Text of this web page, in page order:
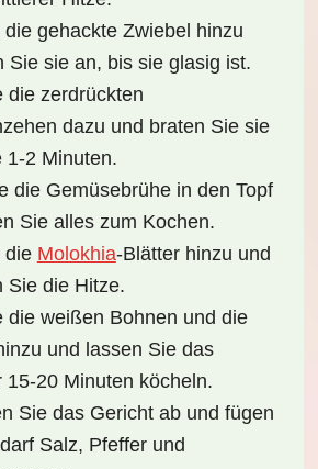
die gehackte Zwiebel hinzu
Sie sie an, bis sie glasig ist.
die zerdrückten
dazu und braten Sie sie
1-2 Minuten.
die Gemüsebrühe in den Topf
Sie alles zum Kochen.
die Molokhia-Blätter hinzu und
Sie die Hitze.
die weißen Bohnen und die
und lassen Sie das
15-20 Minuten köcheln.
Sie das Gericht ab und fügen
Salz, Pfeffer und